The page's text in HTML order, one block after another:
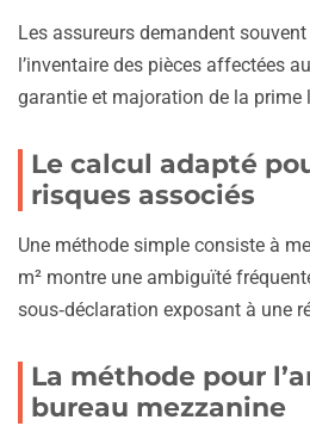
Les assureurs demandent
l’inventaire des pièces affectées
garantie et majoration de la prime
Le calcul adapté
risques associés
Une méthode simple consiste à
m² montre une ambiguïté
sous‑déclaration exposant à une
La méthode pour
bureau mezzanine